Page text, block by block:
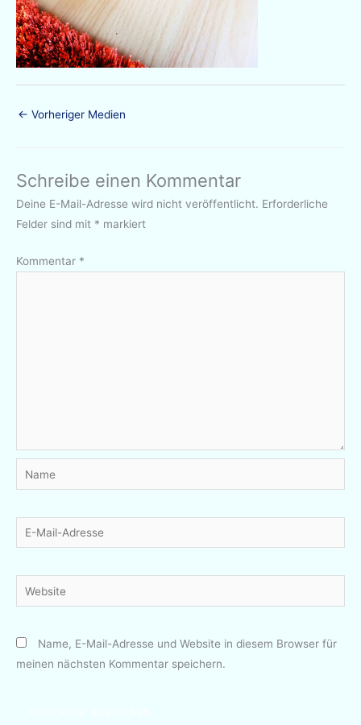
← Vorheriger Medien
Schreibe einen Kommentar
Deine E-Mail-Adresse wird nicht veröffentlicht. Erforderliche
Felder sind mit * markiert
Kommentar *
Name
E-
Mail-
Website
Name, E-Mail-Adresse und Website in diesem Browser für
meinen nächsten Kommentar speichern.